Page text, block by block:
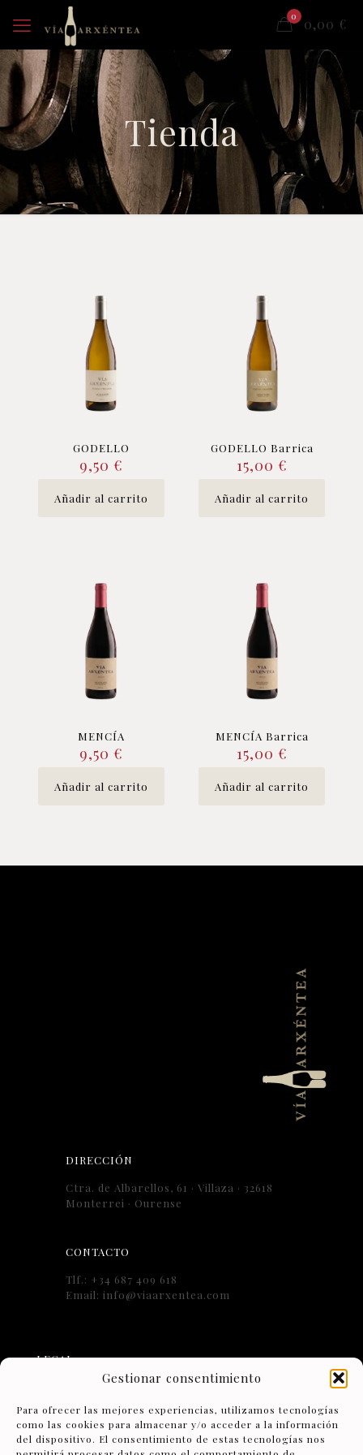
Gestionar consentimiento
Para ofrecer las mejores experiencias, utilizamos tecnologías
como las cookies para almacenar y/o acceder a la información
del dispositivo. El consentimiento de estas tecnologías nos
0 0,00 €
Tienda
GODELLO
9,50 €
Añadir al carrito
GODELLO Barrica
15,00 €
Añadir al carrito
MENCÍA
9,50 €
Añadir al carrito
MENCÍA Barrica
15,00 €
Añadir al carrito
DIRECCIÓN
Ctra. de Albarellos, 61 · Villaza · 32618
Monterrei · Ourense
CONTACTO
Tlf.: +34 687 409 618
Email: info@viaarxentea.com
LEGAL
Condiciones Generales de Contratación